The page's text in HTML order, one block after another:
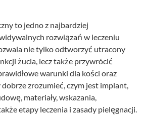
to jedno z najbardziej
rozwiązań w leczeniu
nie tylko odtworzyć utracony
żucia, lecz także przywrócić
warunki dla kości oraz
zrozumieć, czym jest implant,
materiały, wskazania,
etapy leczenia i zasady pielęgnacji.